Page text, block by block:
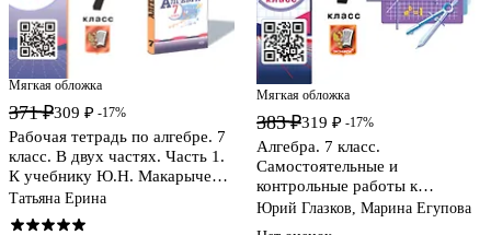
Мягкая обложка
371 ₽309 ₽ -17%
Рабочая тетрадь по алгебре. 7
класс. В двух частях. Часть 1.
К учебнику Ю.Н. Макарычева
и др. "Математика. Алгебра. 7
класс. Базовый уровень" (М.:
Татьяна Ерина
Мягкая обложка
383 ₽319 ₽ -17%
Алгебра. 7 класс.
Самостоятельные и
контрольные работы к
учебнику Ю.Н. Макарычева и
Юрий Глазков, Марина Егупова